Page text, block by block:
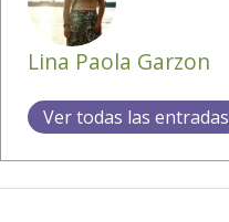
Lina Paola Garzon
Ver todas las entradas